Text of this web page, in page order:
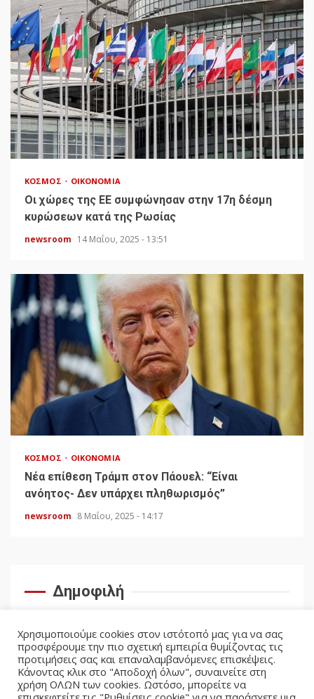
ΚΌΣΜΟΣ ΟΙΚΟΝΟΜΊΑ
Οι χώρες της ΕΕ συμφώνησαν στην 17η δέσμη
κυρώσεων κατά της Ρωσίας
newsroom 14 Μαΐου, 2025 - 13:51
ΚΌΣΜΟΣ ΟΙΚΟΝΟΜΊΑ
Νέα επίθεση Τράμπ στον Πάουελ: “Είναι
ανόητος- Δεν υπάρχει πληθωρισμός”
newsroom 8 Μαΐου, 2025 - 14:17
Δημοφιλή
Χρησιμοποιούμε cookies στον ιστότοπό μας για να σας
προσφέρουμε την πιο σχετική εμπειρία θυμίζοντας τις
προτιμήσεις σας και επαναλαμβανόμενες επισκέψεις.
Κάνοντας κλικ στο "Αποδοχή όλων", συναινείτε στη
χρήση ΟΛΩΝ των cookies. Ωστόσο, μπορείτε να